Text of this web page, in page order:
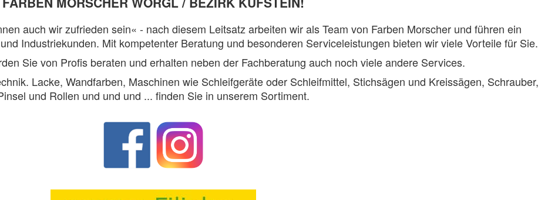
auch wir zufrieden sein« - nach diesem Leitsatz arbeiten wir als Team von Farben Morscher und führen ein
Industriekunden. Mit kompetenter Beratung und besonderen Serviceleistungen bieten wir viele Vorteile für Sie.
Sie von Profis beraten und erhalten neben der Fachberatung auch noch viele andere Services.
Lacke, Wandfarben, Maschinen wie Schleifgeräte oder Schleifmittel, Stichsägen und Kreissägen, Schrauber,
und Rollen und und und ... finden Sie in unserem Sortiment.